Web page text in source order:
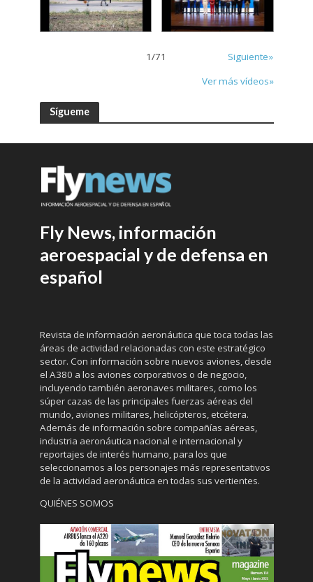
1/71
Siguiente»
Ver más vídeos»
Sígueme
Fly News, información
aeroespacial y de defensa en
español
Revista de información aeronáutica que toca todas las
áreas de actividad relacionadas con este estratégico
sector. Con información sobre nuevos aviones, desde
el A380 a los aviones corporativos o de negocio,
incluyendo también aeronaves militares, como los
súper cazas de las principales fuerzas aéreas del
mundo, aviones militares, helicópteros, etcétera.
Además de información sobre compañías aéreas,
industria aeronáutica nacional e internacional y
reportajes de interés humano, para los que
seleccionamos a los personajes más representativos
de la actividad aeronáutica en todas sus vertientes.
QUIÉNES SOMOS